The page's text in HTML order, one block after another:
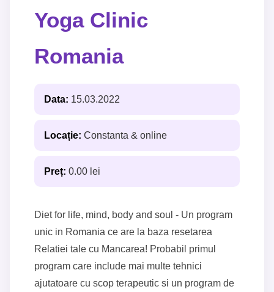
Yoga Clinic
Romania
Data: 15.03.2022
Locație: Constanta & online
Preț: 0.00 lei
Diet for life, mind, body and soul - Un program
unic in Romania ce are la baza resetarea
Relatiei tale cu Mancarea! Probabil primul
program care include mai multe tehnici
ajutatoare cu scop terapeutic si un program de